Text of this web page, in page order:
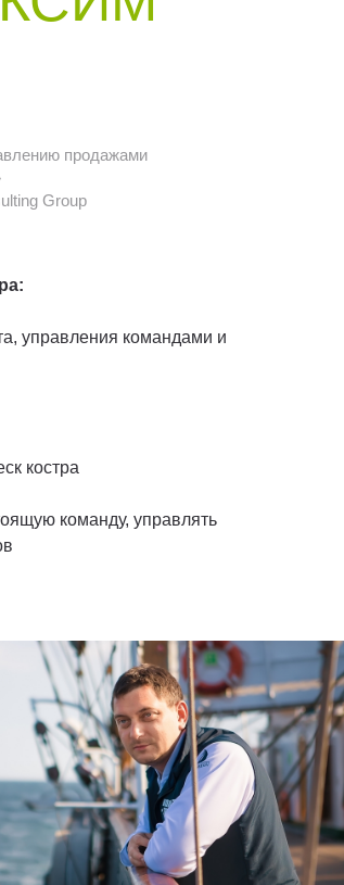
продажами
Group
управления командами и
костра
команду, управлять